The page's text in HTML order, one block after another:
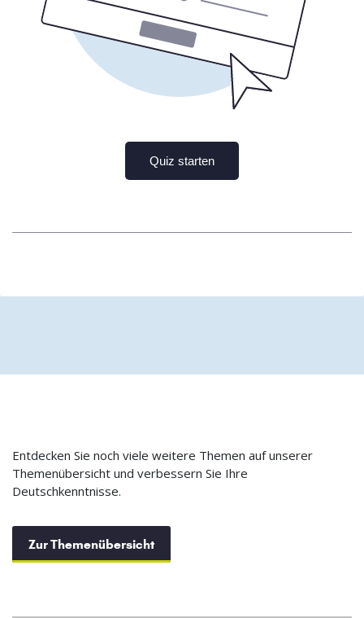
Entdecken Sie noch viele weitere Themen auf unserer
Themenübersicht und verbessern Sie Ihre
Deutschkenntnisse.
Zur Themenübersicht